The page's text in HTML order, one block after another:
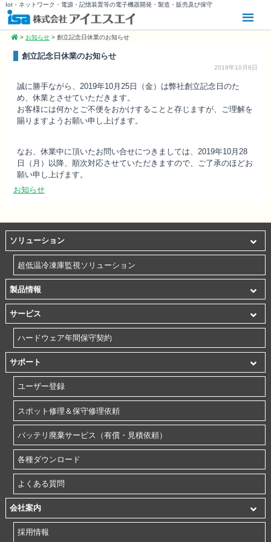
Iot・ネットワーク・電源・記憶装置等の電子機器開発・製造・販売及び保守
> お知らせ> 創立記念日休業のお知らせ
創立記念日休業のお知らせ
2019年10月8日
誠に勝手ながら、2019年10月25日（金）は弊社創立記念日のた
め、休業とさせていただきます。
お客様には何かとご不便をおかけすることと存じますが、ご理解を
賜りますようお願い申し上げます。
なお、休業中に頂いたお問い合せにつきましては、2019年10月28
日（月）以降、順次対応させていただきますので、ご了承のほどお
願い申し上げます。
お知らせ
ソリューション
超低温冷凍庫監視ソリューション
製品情報
サービス
ハードウェア年間保守契約
サポート
ユーザー登録
スポット修理＆保守修理依頼
バッテリ廃棄サービス（有償・見積依頼）
各種ダウンロード
よくある質問
会社案内
採用情報